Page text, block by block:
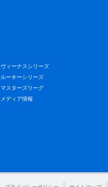
ヴィーナスシリーズ
ルーキーシリーズ
マスターズリーグ
メディア情報